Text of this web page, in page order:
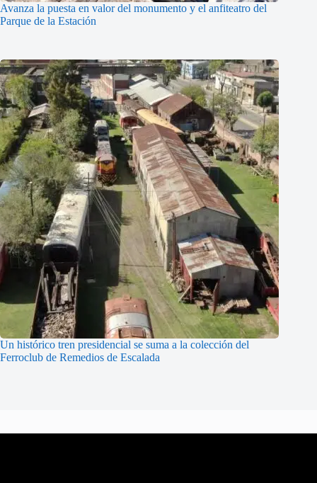
Avanza la puesta en valor del monumento y el anfiteatro del
Parque de la Estación
Un histórico tren presidencial se suma a la colección del
Ferroclub de Remedios de Escalada